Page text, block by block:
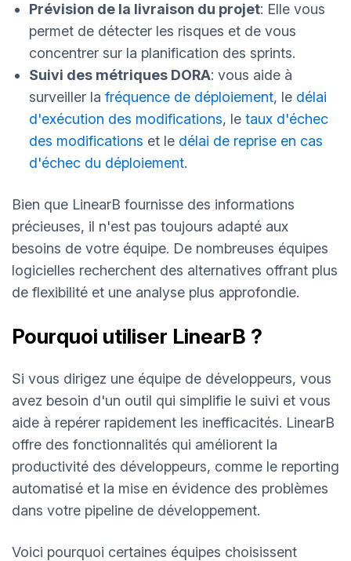
Prévision de la livraison du projet: Elle vous
permet de détecter les risques et de vous
concentrer sur la planification des sprints.
Suivi des métriques DORA: vous aide à
surveiller la fréquence de déploiement, le délai
d'exécution des modifications, le taux d'échec
des modifications et le délai de reprise en cas
d'échec du déploiement.
Bien que LinearB fournisse des informations
précieuses, il n'est pas toujours adapté aux
besoins de votre équipe. De nombreuses équipes
logicielles recherchent des alternatives offrant plus
de flexibilité et une analyse plus approfondie.
Pourquoi utiliser LinearB ?
Si vous dirigez une équipe de développeurs, vous
avez besoin d'un outil qui simplifie le suivi et vous
aide à repérer rapidement les inefficacités. LinearB
offre des fonctionnalités qui améliorent la
productivité des développeurs, comme le reporting
automatisé et la mise en évidence des problèmes
dans votre pipeline de développement.
Voici pourquoi certaines équipes choisissent